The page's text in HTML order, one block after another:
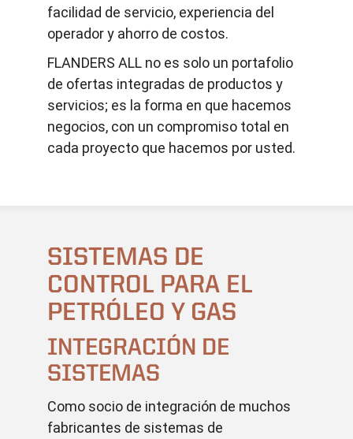
facilidad de servicio, experiencia del
operador y ahorro de costos.
FLANDERS ALL no es solo un portafolio
de ofertas integradas de productos y
servicios; es la forma en que hacemos
negocios, con un compromiso total en
cada proyecto que hacemos por usted.
SISTEMAS DE
CONTROL PARA EL
PETRÓLEO Y GAS
INTEGRACIÓN DE
SISTEMAS
Como socio de integración de muchos
fabricantes de sistemas de